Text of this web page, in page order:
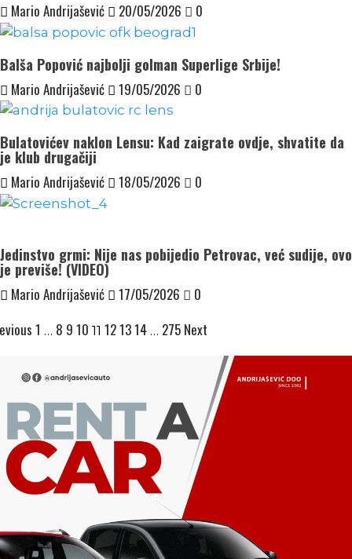
Mario Andrijašević 20/05/2026 0
Balša Popović najbolji golman Superlige Srbije!
Mario Andrijašević 19/05/2026 0
Bulatovićev naklon Lensu: Kad zaigrate ovdje, shvatite da
je klub drugačiji
Mario Andrijašević 18/05/2026 0
Jedinstvo grmi: Nije nas pobijedio Petrovac, već sudije, ovo
je previše! (VIDEO)
Mario Andrijašević 17/05/2026 0
1 … 8 9 10 11 121314 … 275 Next